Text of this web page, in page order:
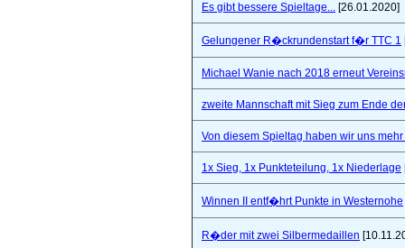
Es gibt bessere Spieltage... [26.01.2020]
Gelungener R�ckrundenstart f�r TTC 1
Michael Wanie nach 2018 erneut
zweite Mannschaft mit Sieg zum Ende
Von diesem Spieltag haben wir uns mehr
1x Sieg, 1x Punkteteilung, 1x Niederlage
Winnen II entf�hrt Punkte in Westernohe
R�der mit zwei Silbermedaillen